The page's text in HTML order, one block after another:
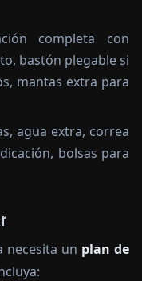
completa con
bastón plegable si
mantas extra para
agua extra, correa
bolsas para
necesita un plan de